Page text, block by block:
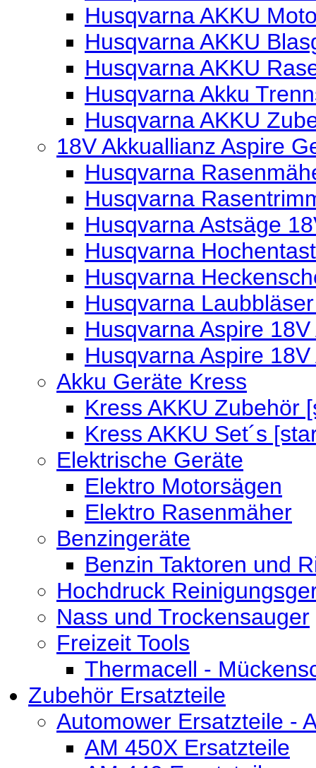
Husqvarna AKKU
Husqvarna AKKU
Husqvarna AKKU
Husqvarna Akku
Husqvarna AKKU
18V Akkuallianz Aspire
Husqvarna
Husqvarna
Husqvarna Astsäge
Husqvarna
Husqvarna
Husqvarna
Husqvarna Aspire
Husqvarna Aspire
Akku Geräte Kress
Kress AKKU Zubehör
Kress AKKU Set´s
Elektrische Geräte
Elektro Motorsägen
Elektro Rasenmäher
Benzingeräte
Benzin Taktoren und
Hochdruck
Nass und Trockensauger
Freizeit Tools
Thermacell -
Zubehör Ersatzteile
Automower Ersatzteile -
AM 450X Ersatzteile